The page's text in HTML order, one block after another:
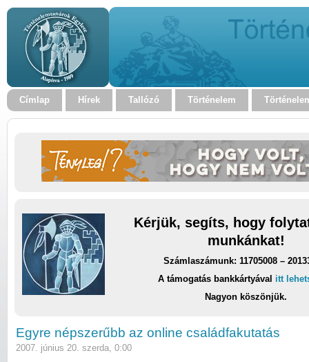
Címlap Hírek Tallózó Történelem
Kérjük, segíts, hogy
munkánkat!
Számlaszámunk: 11705008 –
A támogatás bankkártyával itt
Nagyon köszönjük.
Egyre népszerűbb az online családfakutatás
2007. június 20. szerda, 0:00